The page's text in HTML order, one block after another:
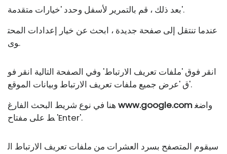
بعد ذلك ، قم بالتمرير لأسفل وحدد 'خيارات متقدمة'.
عندما تنتقل إلى صفحة جديدة ، ابحث عن خيار إعدادات المحت
وى.
انقر فوق 'ملفات تعريف الارتباط' وفي الصفحة التالية انقر فو
ق 'عرض جميع ملفات تعريف الارتباط وبيانات الموقع'.
www.google.comواضغ
ط على مفتاح 'Enter'.
سيقوم المتصفح بسرد العشرات من ملفات تعريف الارتباط ال